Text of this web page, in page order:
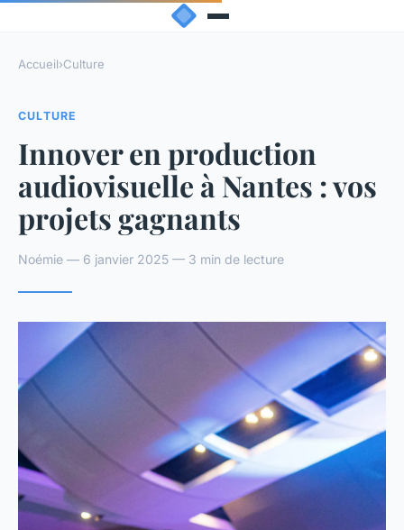
Accueil›Culture
CULTURE
Innover en production
audiovisuelle à Nantes : vos
projets gagnants
Noémie — 6 janvier 2025 — 3 min de lecture